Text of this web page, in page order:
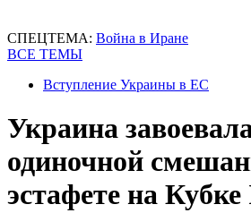
СПЕЦТЕМА: Война в Иране
ВСЕ ТЕМЫ
Вступление Украины в ЕС
Украина
одиночной
эстафете на